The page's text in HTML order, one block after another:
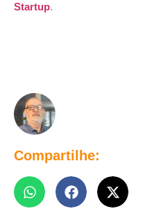
Startup.
Compartilhe: